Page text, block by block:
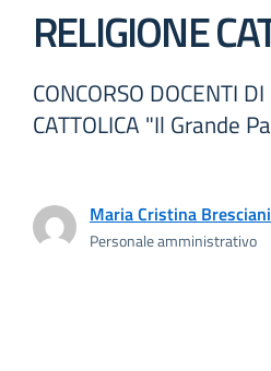
RELIGIONE
CONCORSO DOCENTI
CATTOLICA "Il Grande
Maria Cristina Bresciani
Personale amministrativo